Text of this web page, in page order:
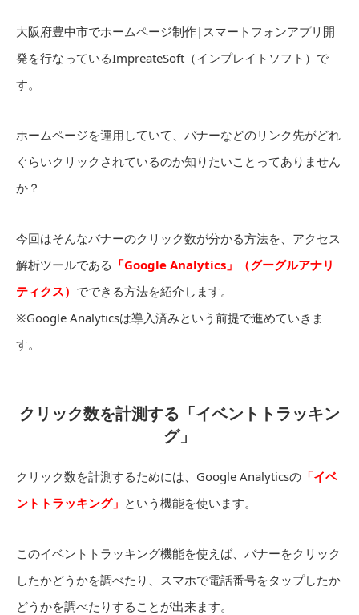
大阪府豊中市でホームページ制作|スマートフォンアプリ開
発を行なっているImpreateSoft（インプレイトソフト）で
す。
ホームページを運用していて、バナーなどのリンク先がどれ
ぐらいクリックされているのか知りたいことってありません
か？
今回はそんなバナーのクリック数が分かる方法を、アクセス
解析ツールである 「Google Analytics」（グーグルアナリ
ティクス） でできる方法を紹介します。
※Google Analyticsは導入済みという前提で進めていきま
す。
クリック数を計測する「イベントトラッキン
グ」
クリック数を計測するためには、Google Analyticsの 「イベ
ントトラッキング」 という機能を使います。
このイベントトラッキング機能を使えば、バナーをクリック
したかどうかを調べたり、スマホで電話番号をタップしたか
どうかを調べたりすることが出来ます。